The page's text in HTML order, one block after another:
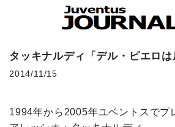
タッキナルディ「デル・ピエロは
2014/11/15
1994年から2005年ユベントスでプ